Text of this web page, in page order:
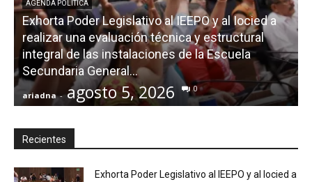
AGENDA POLÍTICA
Exhorta Poder Legislativo al IEEPO y al Iocied a
realizar una evaluación técnica y estructural
integral de las instalaciones de la Escuela
Secundaria General...
ariadna - agosto 5, 2026 0
Recientes
Exhorta Poder Legislativo al IEEPO y al Iocied a